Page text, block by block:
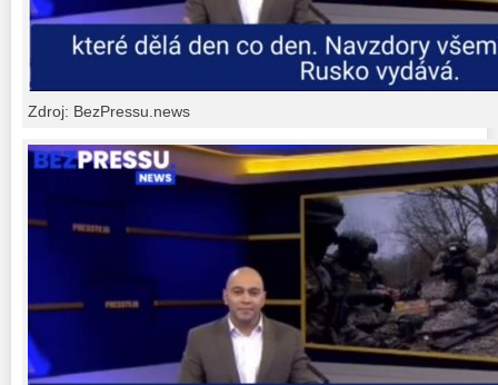
Zdroj: BezPressu.news